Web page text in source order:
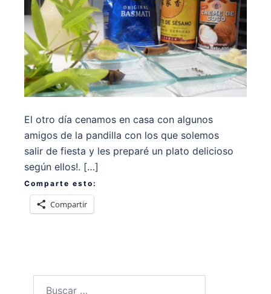
El otro día cenamos en casa con algunos
amigos de la pandilla con los que solemos
salir de fiesta y les preparé un plato delicioso
según ellos!. […]
Comparte esto:
Compartir